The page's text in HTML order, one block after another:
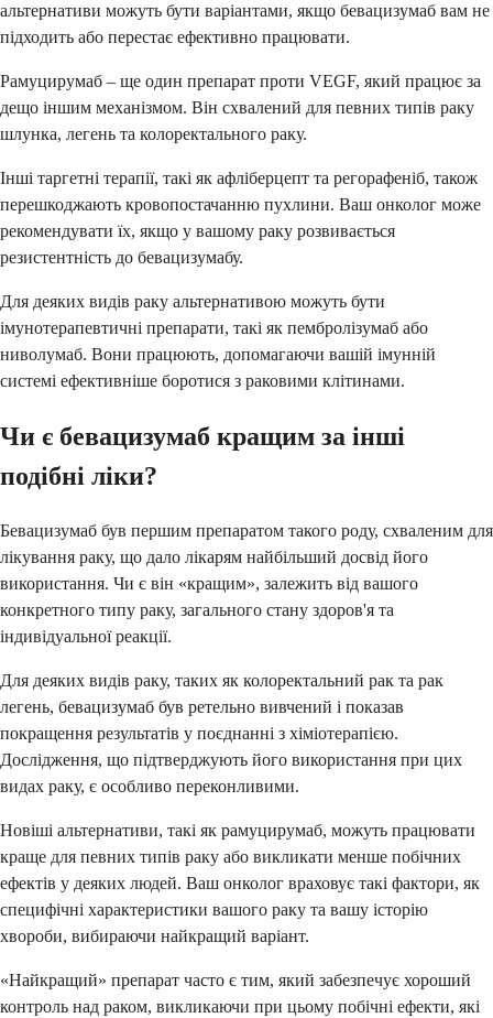
альтернативи можуть бути варіантами, якщо бевацизумаб вам не
підходить або перестає ефективно працювати.
Рамуцирумаб – ще один препарат проти VEGF, який працює за
дещо іншим механізмом. Він схвалений для певних типів раку
шлунка, легень та колоректального раку.
Інші таргетні терапії, такі як афліберцепт та регорафеніб, також
перешкоджають кровопостачанню пухлини. Ваш онколог може
рекомендувати їх, якщо у вашому раку розвивається
резистентність до бевацизумабу.
Для деяких видів раку альтернативою можуть бути
імунотерапевтичні препарати, такі як пембролізумаб або
ниволумаб. Вони працюють, допомагаючи вашій імунній
системі ефективніше боротися з раковими клітинами.
Чи є бевацизумаб кращим за інші
подібні ліки?
Бевацизумаб був першим препаратом такого роду, схваленим для
лікування раку, що дало лікарям найбільший досвід його
використання. Чи є він «кращим», залежить від вашого
конкретного типу раку, загального стану здоров'я та
індивідуальної реакції.
Для деяких видів раку, таких як колоректальний рак та рак
легень, бевацизумаб був ретельно вивчений і показав
покращення результатів у поєднанні з хіміотерапією.
Дослідження, що підтверджують його використання при цих
видах раку, є особливо переконливими.
Новіші альтернативи, такі як рамуцирумаб, можуть працювати
краще для певних типів раку або викликати менше побічних
ефектів у деяких людей. Ваш онколог враховує такі фактори, як
специфічні характеристики вашого раку та вашу історію
хвороби, вибираючи найкращий варіант.
«Найкращий» препарат часто є тим, який забезпечує хороший
контроль над раком, викликаючи при цьому побічні ефекти, які